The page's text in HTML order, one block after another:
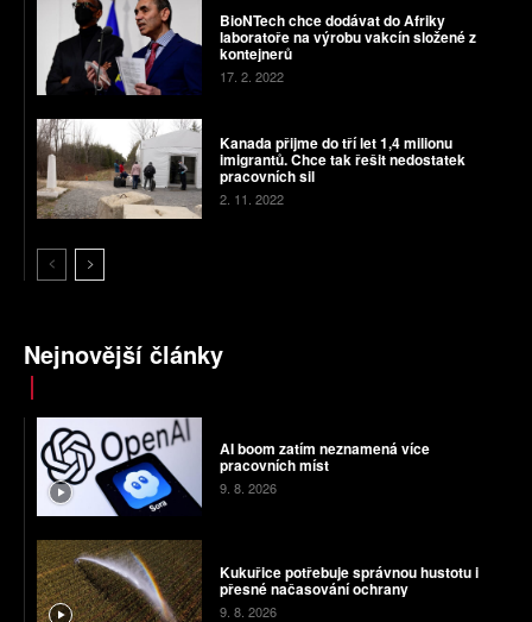
BioNTech chce dodávat do Afriky
laboratoře na výrobu vakcín složené z
kontejnerů
17. 2. 2022
Kanada přijme do tří let 1,4 milionu
imigrantů. Chce tak řešit nedostatek
pracovních sil
2. 11. 2022
Nejnovější články
AI boom zatím neznamená více
pracovních míst
9. 8. 2026
Kukuřice potřebuje správnou hustotu i
přesné načasování ochrany
9. 8. 2026